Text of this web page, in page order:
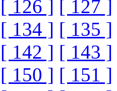
[ 126 ] [ 127 ]
[ 134 ] [ 135 ]
[ 142 ] [ 143 ]
[ 150 ] [ 151 ]